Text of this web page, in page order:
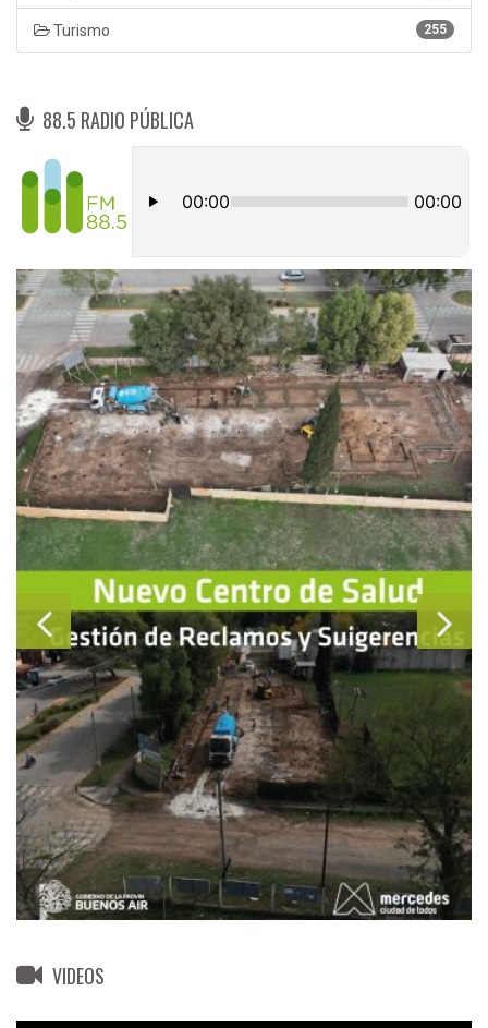
255
Turismo
88.5 RADIO PÚBLICA
VIDEOS